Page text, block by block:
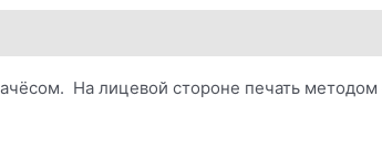
На лицевой стороне печать